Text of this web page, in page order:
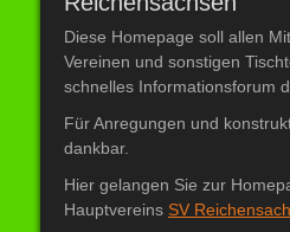
Diese Homepage soll allen
Vereinen und sonstigen
schnelles Informationsforum
Für Anregungen und
dankbar.
Hier gelangen Sie zur
Hauptvereins SV